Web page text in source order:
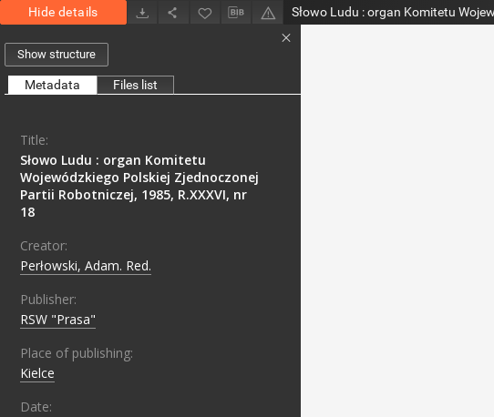
Hide details
Show structure
Metadata Files list
Title:
Słowo Ludu : organ Komitetu
Wojewódzkiego Polskiej Zjednoczonej
Partii Robotniczej, 1985, R.XXXVI, nr
18
Creator:
Perłowski, Adam. Red.
Publisher:
RSW "Prasa"
Place of publishing:
Kielce
Date: